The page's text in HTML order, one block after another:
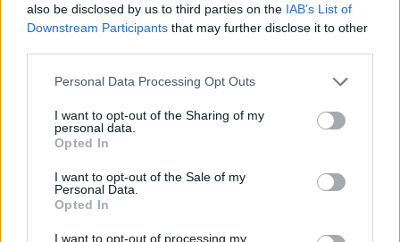
also be disclosed by us to third parties on the IAB’s List of
Downstream Participants that may further disclose it to other
Please note that this website/app uses one or more Google
not limited to your visit or usage behaviour. You may click to
grant or deny consent to Google and its third-party tags to
use your data for below specified purposes in below Google
consent section.
Personal Data Processing Opt Outs
I want to opt-out of the Sharing of my
personal data.
Opted In
I want to opt-out of the Sale of my
Personal Data.
Opted In
I want to opt-out of processing my
mérnöki és operatív stábbal, valamint elkészítették
majd a
Mercedes 2025-ös programjának
ismét teljes állású versenyzőként tér vissza a
EZEKET IS AJÁNLJUK